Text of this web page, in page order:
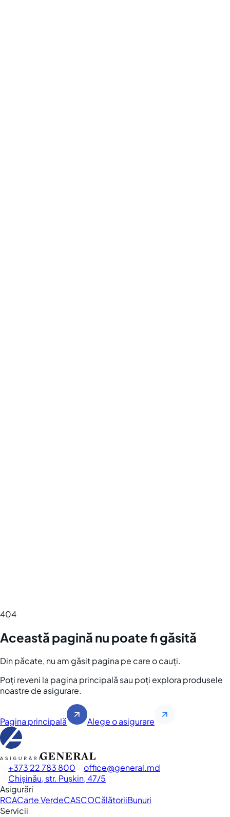
404
Această pagină nu poate fi găsită
Din păcate, nu am găsit pagina pe care o cauți.
Poți reveni la pagina principală sau poți explora produsele
noastre de asigurare.
Pagina principală Alege o asigurare
+373 22 783 800 office
general.md
Chișinău, str. Pușkin, 47/5
Asigurări
RCACarte VerdeCASCOCălătoriiBunuri
Servicii